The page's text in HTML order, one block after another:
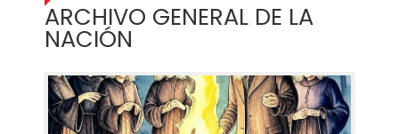
ARCHIVO GENERAL DE LA
NACIÓN